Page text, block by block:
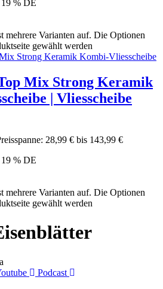
% DE
mehrere Varianten auf. Die Optionen
gewählt werden
Mix Strong Keramik
| Vliesscheibe
28,99 € bis 143,99 €
% DE
mehrere Varianten auf. Die Optionen
gewählt werden
Podcast